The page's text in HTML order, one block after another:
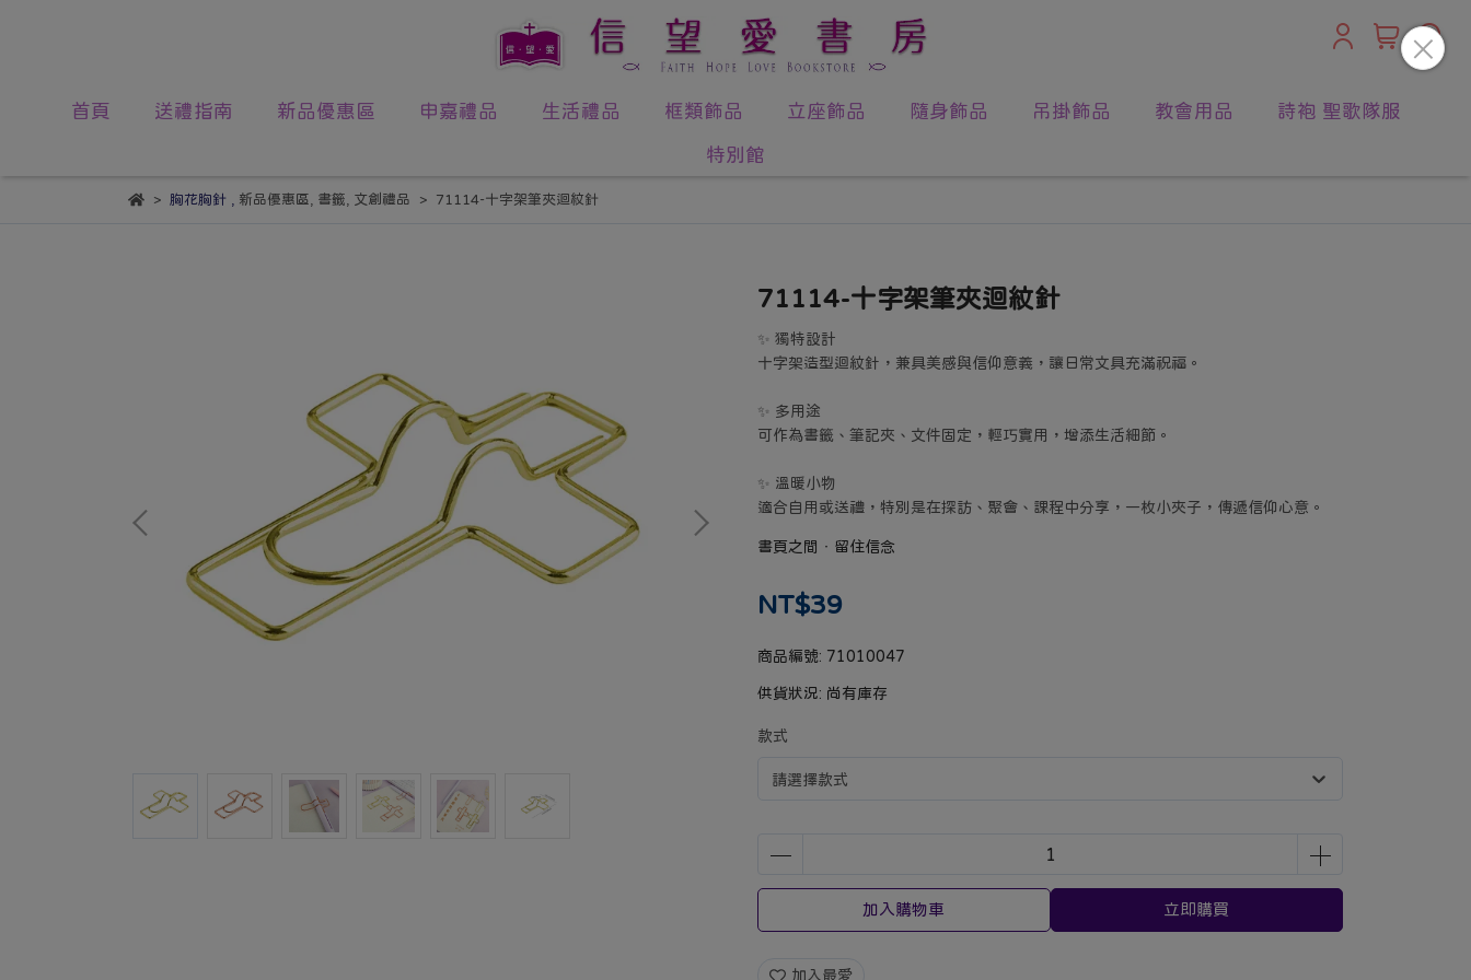
首頁 送禮指南 新品優惠區 申嘉禮品 生活禮品 框類飾品 立座飾品 隨身飾品 吊掛飾品 教會用品
詩袍 聖歌隊服
特別館
胸花胸針, 新品優惠區 書籤 文創禮品 71114-十字架筆夾迴紋針
71114-十字架筆夾迴紋針
✨ 獨特設計
十字架造型迴紋針，兼具美感與信仰意義，讓日常文具充滿祝福。
✨ 多用途
可作為書籤、筆記夾、文件固定，輕巧實用，增添生活細節。
✨ 溫暖小物
適合自用或送禮，特別是在探訪、聚會、課程中分享，一枚小夾子，傳遞信仰心意。
書頁之間‧留住信念
NT$39
商品編號: 71010047
供貨狀況: 尚有庫存
款式
加入購物車 立即購買
加入最愛